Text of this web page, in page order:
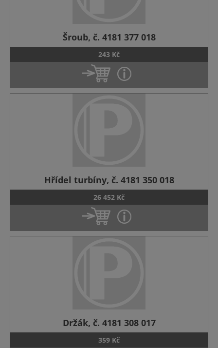
Šroub, č. 4181 377 018
243 Kč
Hřídel turbíny, č. 4181 350 018
26 452 Kč
Držák, č. 4181 308 017
359 Kč